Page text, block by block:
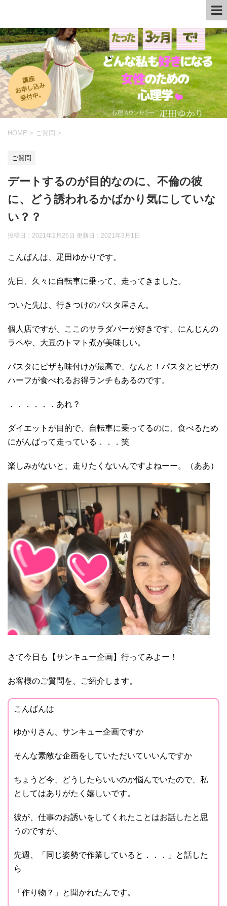
HOME > ご質問 >
ご質問
デートするのが目的なのに、不倫の彼
に、どう誘われるかばかり気にしていな
い？？
投稿日：2021年2月26日 更新日： 2021年3月1日
こんばんは、疋田ゆかりです。
先日、久々に自転車に乗って、走ってきました。
ついた先は、行きつけのパスタ屋さん。
個人店ですが、ここのサラダバーが好きです。にんじんの
ラペや、大豆のトマト煮が美味しい。
パスタにピザも味付けが最高で、なんと！パスタとピザの
ハーフが食べれるお得ランチもあるのです。
．．．．．．あれ？
ダイエットが目的で、自転車に乗ってるのに、食べるため
にがんばって走っている．．．笑
楽しみがないと、走りたくないんですよねーー。（ああ）
さて今日も【サンキュー企画】行ってみよー！
お客様のご質問を、ご紹介します。
こんばんは
ゆかりさん、サンキュー企画ですか
そんな素敵な企画をしていただいていいんですか
ちょうど今、どうしたらいいのか悩んでいたので、私
としてはありがたく嬉しいです。
彼が、仕事のお誘いをしてくれたことはお話したと思
うのですが、
先週、「同じ姿勢で作業していると．．．」と話した
ら
「作り物？」と聞かれたんです。